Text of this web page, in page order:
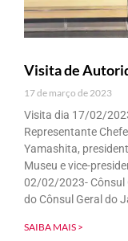
Visita de
17 de março de 2023
Visita dia 17/02/
Representante
Yamashita,
Museu e vice-
02/02/2023- Cônsul
do Cônsul Geral do
SAIBA MAIS >